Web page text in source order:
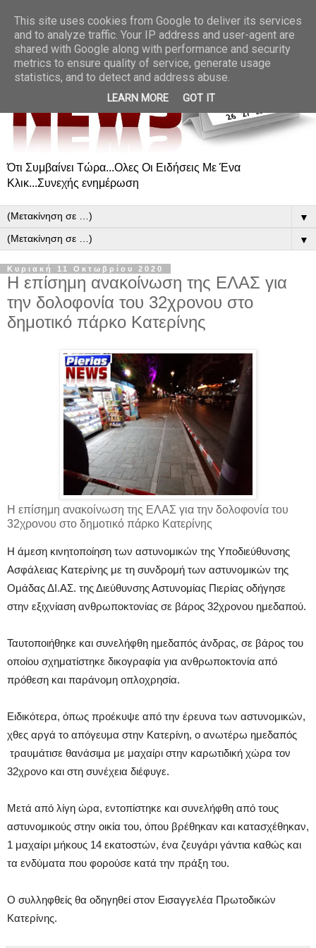
Ότι Συμβαίνει Τώρα...Ολες Οι Ειδήσεις Με Ένα
Κλικ...Συνεχής ενημέρωση
▼
▼
Κυριακή 11 Οκτωβρίου 2020
Η επίσημη ανακοίνωση της ΕΛΑΣ για
την δολοφονία του 32χρονου στο
δημοτικό πάρκο Κατερίνης
Η επίσημη ανακοίνωση της ΕΛΑΣ για την δολοφονία του
32χρονου στο δημοτικό πάρκο Κατερίνης
Η άμεση κινητοποίηση των αστυνομικών της Υποδιεύθυνσης
Ασφάλειας Κατερίνης με τη συνδρομή των αστυνομικών της
Ομάδας ΔΙ.ΑΣ. της Διεύθυνσης Αστυνομίας Πιερίας οδήγησε
στην εξιχνίαση ανθρωποκτονίας σε βάρος 32χρονου ημεδαπού.
Ταυτοποιήθηκε και συνελήφθη ημεδαπός άνδρας, σε βάρος του
οποίου σχηματίστηκε δικογραφία για ανθρωποκτονία από
πρόθεση και παράνομη οπλοχρησία.
Ειδικότερα, όπως προέκυψε από την έρευνα των αστυνομικών,
χθες αργά το απόγευμα στην Κατερίνη, ο ανωτέρω ημεδαπός
τραυμάτισε θανάσιμα με μαχαίρι στην καρωτιδική χώρα τον
32χρονο και στη συνέχεια διέφυγε.
Μετά από λίγη ώρα, εντοπίστηκε και συνελήφθη από τους
αστυνομικούς στην οικία του, όπου βρέθηκαν και κατασχέθηκαν,
1 μαχαίρι μήκους 14 εκατοστών, ένα ζευγάρι γάντια καθώς και
τα ενδύματα που φορούσε κατά την πράξη του.
Ο συλληφθείς θα οδηγηθεί στον Εισαγγελέα Πρωτοδικών
Κατερίνης.
This site uses cookies from Google to deliver its services
and to analyze traffic. Your IP address and user-agent are
shared with Google along with performance and security
metrics to ensure quality of service, generate usage
statistics, and to detect and address abuse.
LEARN MORE GOT IT